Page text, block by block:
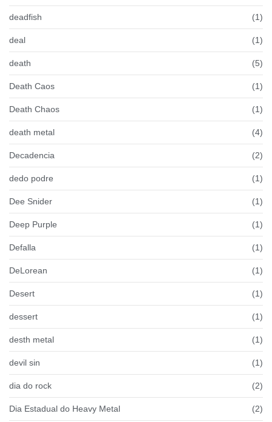
deadfish (1)
deal (1)
death (5)
Death Caos (1)
Death Chaos (1)
death metal (4)
Decadencia (2)
dedo podre (1)
Dee Snider (1)
Deep Purple (1)
Defalla (1)
DeLorean (1)
Desert (1)
dessert (1)
desth metal (1)
devil sin (1)
dia do rock (2)
Dia Estadual do Heavy Metal (2)